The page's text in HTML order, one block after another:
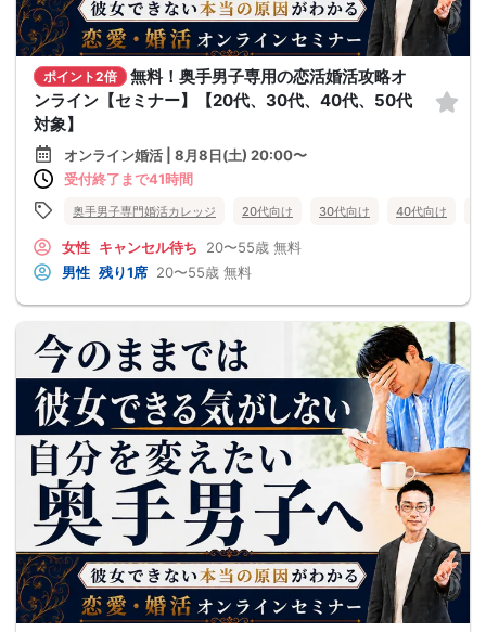
ポイント2倍
無料！奥手男子専用の恋活婚活攻略オ
ンライン【セミナー】【20代、30代、40代、50代
対象】
オンライン婚活 | 8月8日(土) 20:00〜
受付終了まで41時間
奥手男子専門婚活カレッジ 20代向け 30代向け 40代向け
女性 キャンセル待ち 20〜55歳 無料
男性 残り1席 20〜55歳 無料